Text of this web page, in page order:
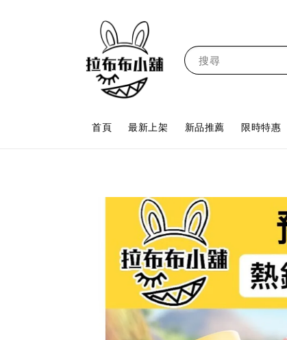
搜尋
首頁 最新上架 新品推薦 限時特惠